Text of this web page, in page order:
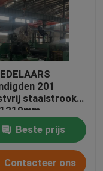
201
staalstrook
Roestvrij
Beste prijs
Contacteer ons